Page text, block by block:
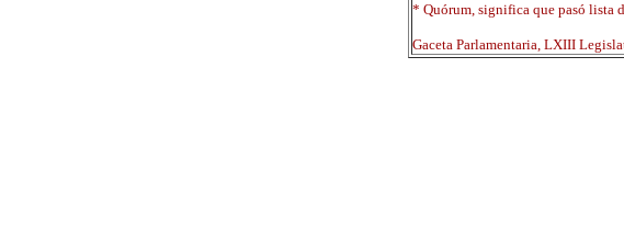
* Quórum, significa que pasó lista
Gaceta Parlamentaria, LXIII